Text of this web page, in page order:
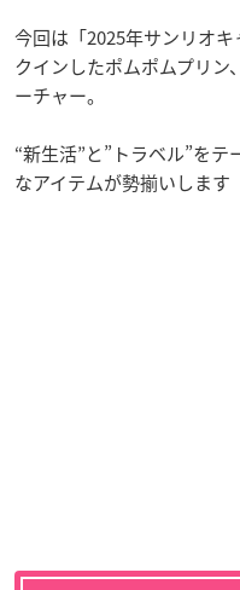
今回は「2025年サンリオ
クインしたポムポムプリン
ーチャー。
“新生活”と”トラベル”を
なアイテムが勢揃いします